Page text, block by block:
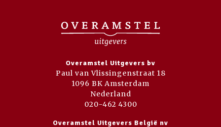
Overamstel Uitgevers bv
Paul van Vlissingenstraat 18
1096 BK Amsterdam
Nederland
020-462 4300
Overamstel Uitgevers België nv